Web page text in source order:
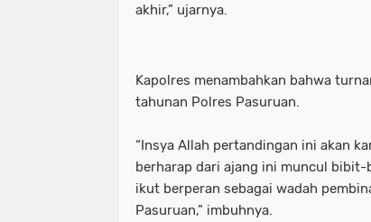
akhir,” ujarnya.
Kapolres menambahkan bahwa
tahunan Polres Pasuruan.
“Insya Allah pertandingan ini akan
berharap dari ajang ini muncul
ikut berperan sebagai wadah
Pasuruan,” imbuhnya.